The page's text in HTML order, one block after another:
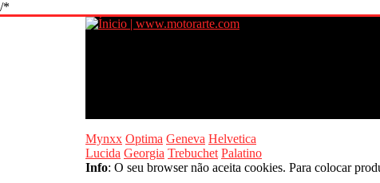
/*
Mynxx Optima Geneva Helvetica
Lucida Georgia Trebuchet Palatino
Info: O seu browser não aceita cookies. Para colocar